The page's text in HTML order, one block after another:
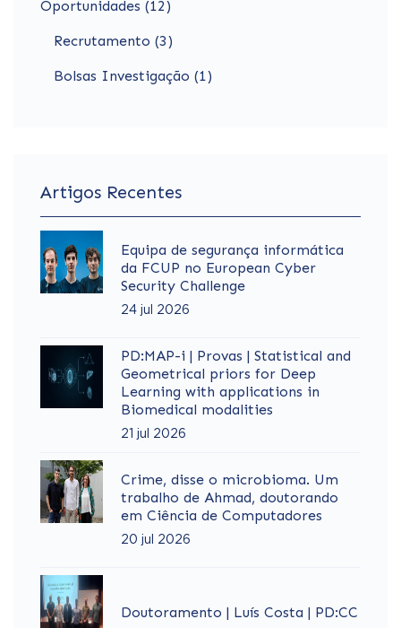
Oportunidades (12)
Recrutamento (3)
Bolsas Investigação (1)
Artigos Recentes
Equipa de segurança informática
da FCUP no European Cyber
Security Challenge
24 jul 2026
PD:MAP-i | Provas | Statistical and
Geometrical priors for Deep
Learning with applications in
Biomedical modalities
21 jul 2026
Crime, disse o microbioma. Um
trabalho de Ahmad, doutorando
em Ciência de Computadores
20 jul 2026
Doutoramento | Luís Costa | PD:CC